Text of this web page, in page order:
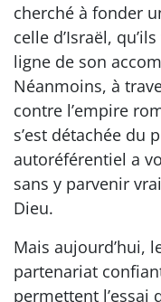
cherché à fonder
celle d’Israël,
ligne de son
Néanmoins, à
contre l’empire
s’est détachée du
autoréférentiel a
sans y parvenir
Dieu.
Mais aujourd’hui,
partenariat
permettent l’essai